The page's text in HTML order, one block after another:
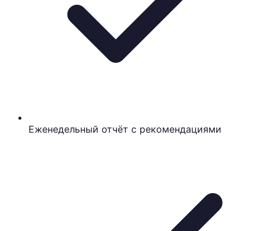
Еженедельный отчёт с рекомендациями